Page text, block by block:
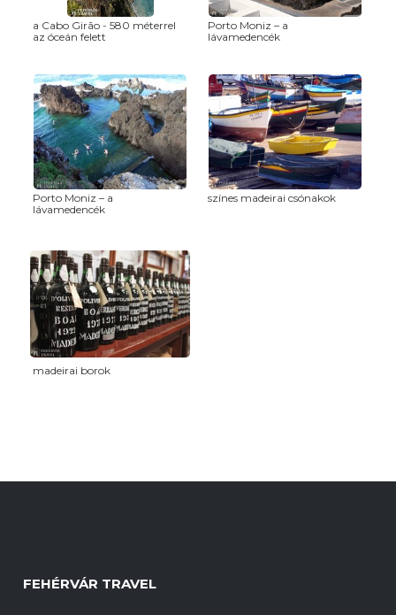
a Cabo Girão - 580 méterrel
az óceán felett
Porto Moniz – a
lávamedencék
Porto Moniz – a
lávamedencék
színes madeirai csónakok
madeirai borok
FEHÉRVÁR TRAVEL